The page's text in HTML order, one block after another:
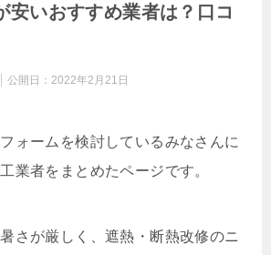
安いおすすめ業者は？口コ
公開日： 2022年2月21日
ォームを検討しているみなさんに
業者をまとめたページです。
さが厳しく、遮熱・断熱改修のニ